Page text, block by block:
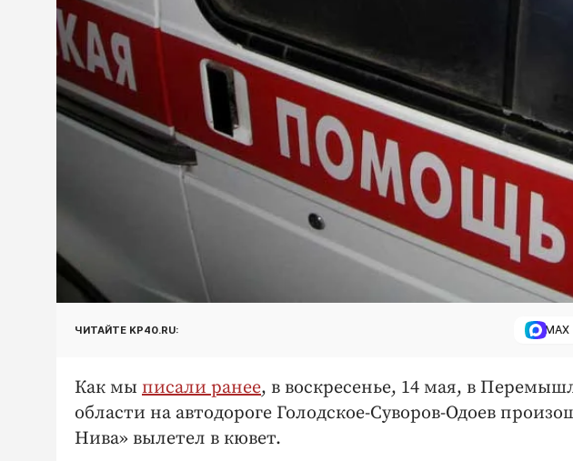
ЧИТАЙТЕ KP40.RU: MAX
Как мы писали ранее, в воскресенье, 14 мая, в
области на автодороге Голодское-Суворов-Одоев
Нива» вылетел в кювет.